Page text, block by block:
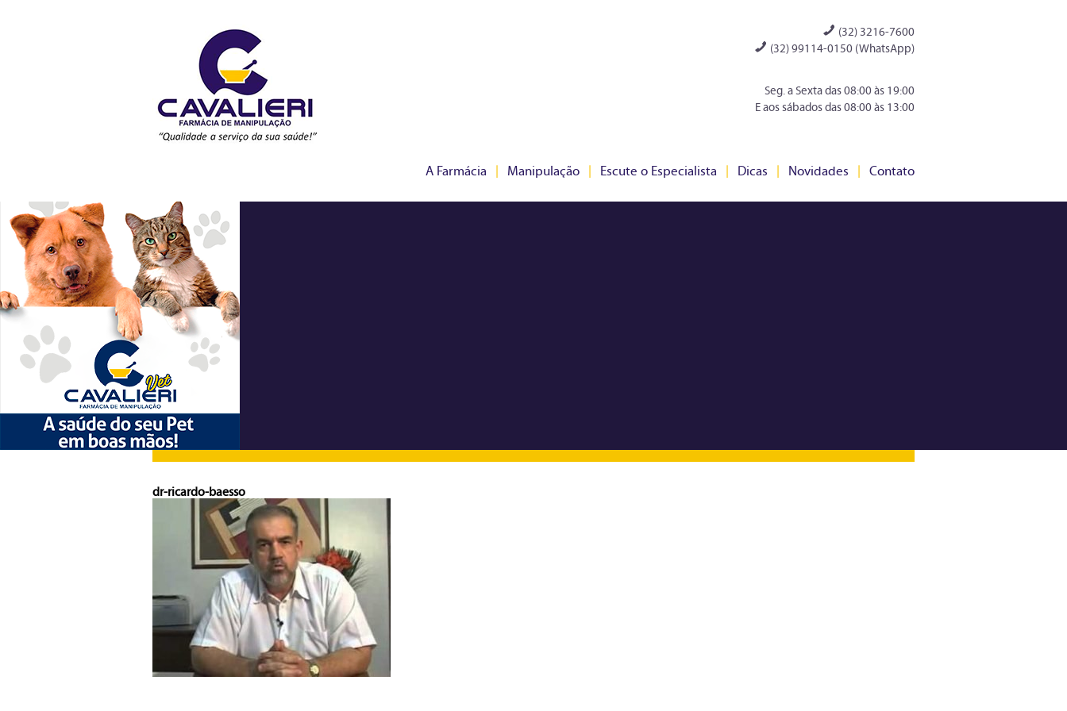
(32) 3216-7600
(32) 99114-0150 (WhatsApp)
Seg. a Sexta das 08:00 às 19:00
E aos sábados das 08:00 às 13:00
A Farmácia | Manipulação | Escute o Especialista | Dicas | Novidades | Contato
dr-ricardo-baesso